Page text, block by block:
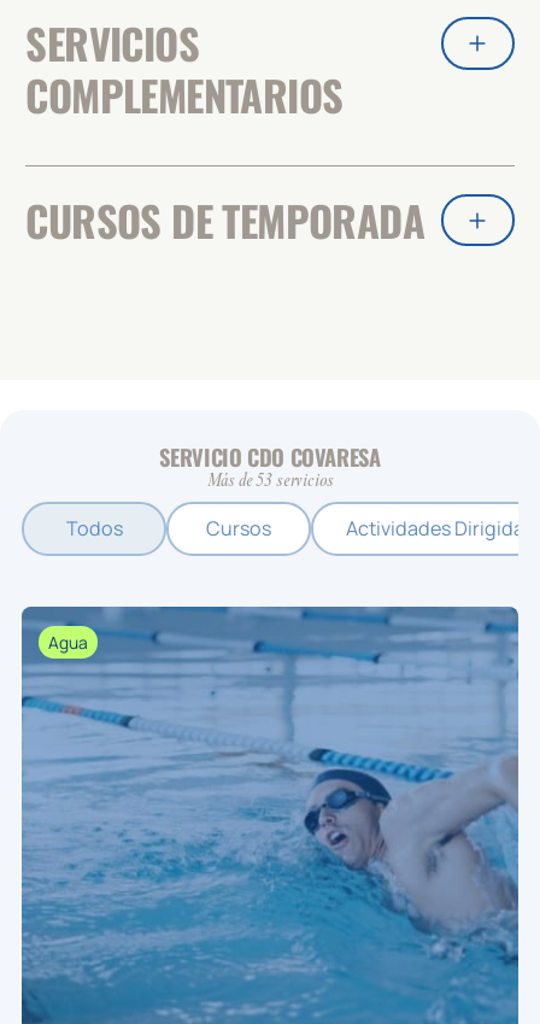
SERVICIOS
COMPLEMENTARIOS
CURSOS DE TEMPORADA
SERVICIO CDO COVARESA
Más de 53 servicios
Todos Cursos Actividades Dirigidas
Agua